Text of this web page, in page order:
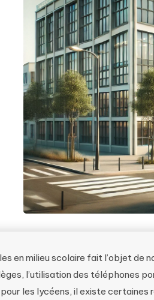
en milieu scolaire fait l’objet de
l’utilisation des téléphones
les lycéens, il existe certaines